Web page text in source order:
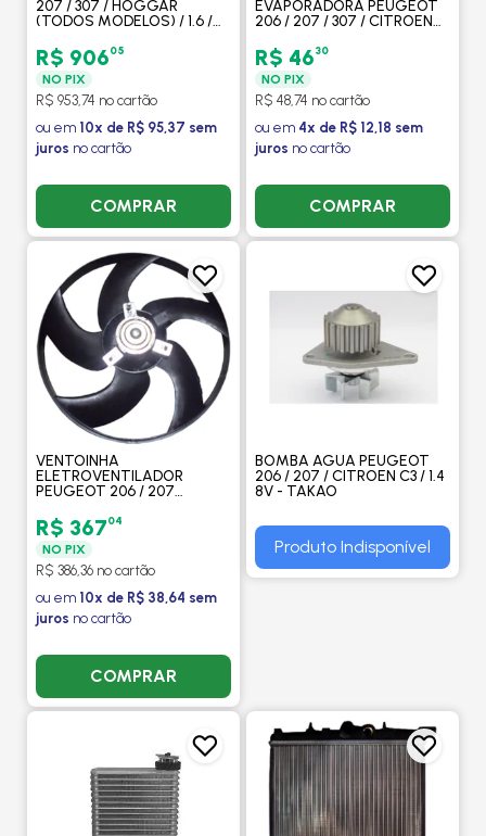
207 / 307 / HOGGAR
(TODOS MODELOS) / 1.6 /
PICASSO / COM / SEM AR /
MANUAL - VALEO
R$ 90605
NO PIX
R$ 953,74 no cartão
ou em 10x de R$ 95,37 sem
juros no cartão
COMPRAR
EVAPORADORA PEUGEOT
206 / 207 / 307 / CITROEN
PROCOOLER
R$ 4630
NO PIX
R$ 48,74 no cartão
ou em 4x de R$ 12,18 sem
juros no cartão
COMPRAR
VENTOINHA
ELETROVENTILADOR
PEUGEOT 206 / 207
ANOS SEM AR -
PROCOOLER
R$ 36704
NO PIX
R$ 386,36 no cartão
ou em 10x de R$ 38,64 sem
juros no cartão
COMPRAR
BOMBA AGUA PEUGEOT
206 / 207 / CITROEN C3 / 1.4
8V - TAKAO
Produto Indisponível